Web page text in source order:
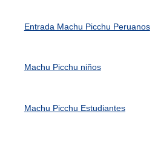
Entrada Machu Picchu Peruanos
Machu Picchu niños
Machu Picchu Estudiantes